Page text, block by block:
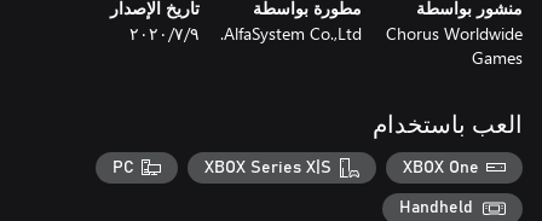
your progress will not save and Achievements will not unlock.
Please note that all UWP games display this screen and ask for
these permissions, and no personal date is requested by the
منشور بواسطة
Chorus Worldwide
Games
مطورة بواسطة
AlfaSystem Co.,Ltd.
تاريخ الإصدار
٩‏/٧‏/٢٠٢٠
العب باستخدام
XBOX One
XBOX Series X|S
PC
Handheld